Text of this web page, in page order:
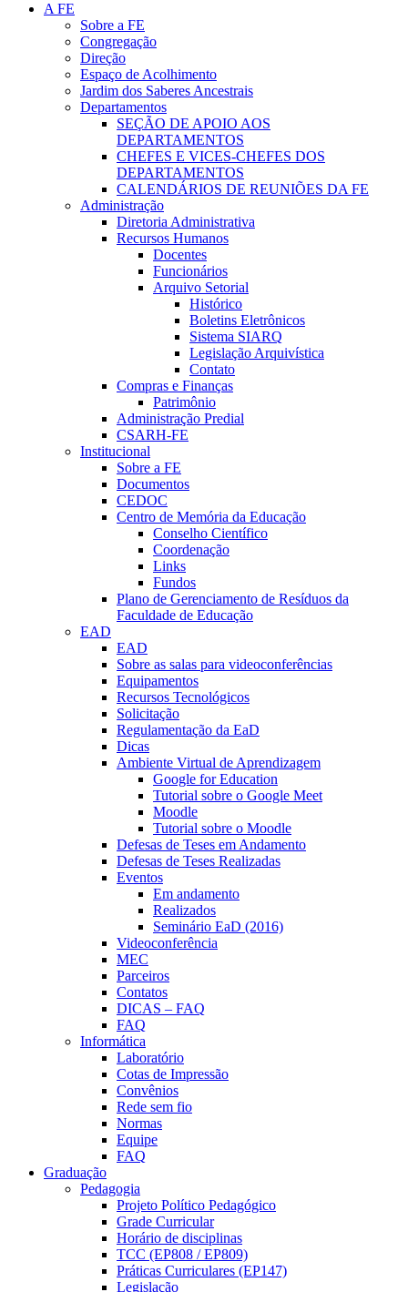
A FE
Sobre a FE
Congregação
Direção
Espaço de Acolhimento
Jardim dos Saberes Ancestrais
Departamentos
SEÇÃO DE APOIO AOS
DEPARTAMENTOS
CHEFES E VICES-CHEFES DOS
DEPARTAMENTOS
CALENDÁRIOS DE REUNIÕES DA FE
Administração
Diretoria Administrativa
Recursos Humanos
Docentes
Funcionários
Arquivo Setorial
Histórico
Boletins Eletrônicos
Sistema SIARQ
Legislação Arquivística
Contato
Compras e Finanças
Patrimônio
Administração Predial
CSARH-FE
Institucional
Sobre a FE
Documentos
CEDOC
Centro de Memória da Educação
Conselho Científico
Coordenação
Links
Fundos
Plano de Gerenciamento de Resíduos da
Faculdade de Educação
EAD
EAD
Sobre as salas para videoconferências
Equipamentos
Recursos Tecnológicos
Solicitação
Regulamentação da EaD
Dicas
Ambiente Virtual de Aprendizagem
Google for Education
Tutorial sobre o Google Meet
Moodle
Tutorial sobre o Moodle
Defesas de Teses em Andamento
Defesas de Teses Realizadas
Eventos
Em andamento
Realizados
Seminário EaD (2016)
Videoconferência
MEC
Parceiros
Contatos
DICAS – FAQ
FAQ
Informática
Laboratório
Cotas de Impressão
Convênios
Rede sem fio
Normas
Equipe
FAQ
Graduação
Pedagogia
Projeto Político Pedagógico
Grade Curricular
Horário de disciplinas
TCC (EP808 / EP809)
Práticas Curriculares (EP147)
Legislação